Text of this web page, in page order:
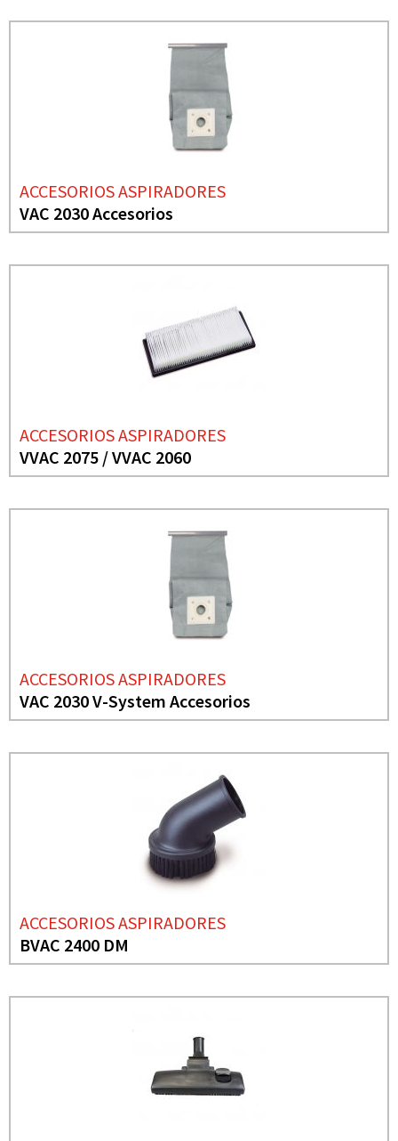
ACCESORIOS ASPIRADORES
VAC 2030 Accesorios
ACCESORIOS ASPIRADORES
VVAC 2075 / VVAC 2060
ACCESORIOS ASPIRADORES
VAC 2030 V-System Accesorios
ACCESORIOS ASPIRADORES
BVAC 2400 DM